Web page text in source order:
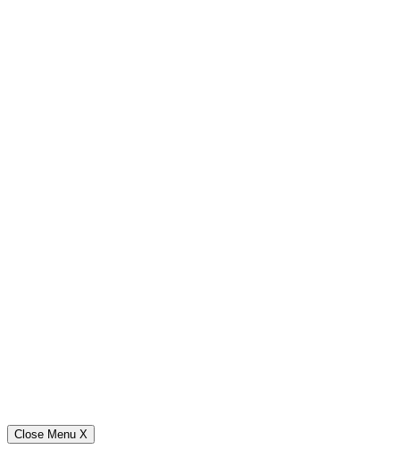
Close Menu X